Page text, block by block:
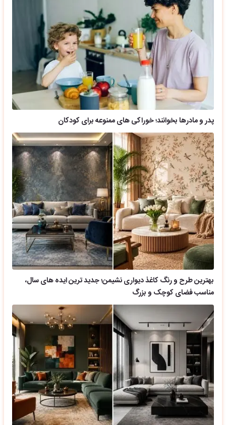
پدر و مادرها بخوانند؛ خوراکی های ممنوعه برای کودکان
بهترین طرح و رنگ کاغذ دیواری نشیمن؛ جدید ترین ایده های سال،
مناسب فضای کوچک و بزرگ